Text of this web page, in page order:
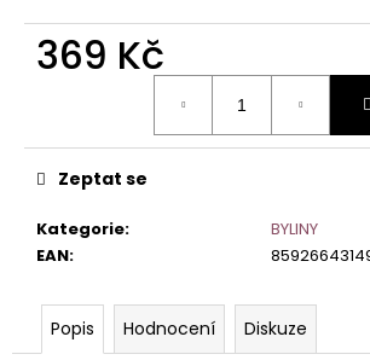
369 Kč
Kategorie:
BYLINY
EAN:
Zeptat se
Popis Hodnocení Diskuze
D
o
u
č
e